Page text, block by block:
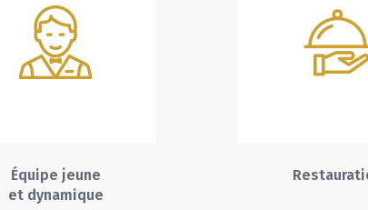
Équipe jeune
et dynamique